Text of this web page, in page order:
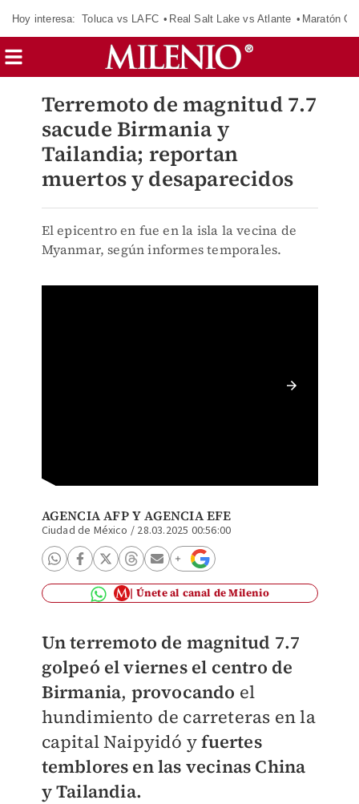
Hoy interesa: Toluca vs LAFC Real Salt Lake vs Atlante Maratón
Terremoto de magnitud 7.7
sacude Birmania y
Tailandia; reportan
muertos y desaparecidos
El epicentro en fue en la isla la vecina de
Myanmar, según informes temporales.
AGENCIA AFP YAGENCIA EFE
Ciudad de México / 28.03.2025 00:56:00
Únete al canal de Milenio
Un terremoto de magnitud 7.7
golpeó el viernes el centro de
Birmania, provocando el
hundimiento de carreteras en la
capital Naipyidó yfuertes
temblores en las vecinas China
y Tailandia.